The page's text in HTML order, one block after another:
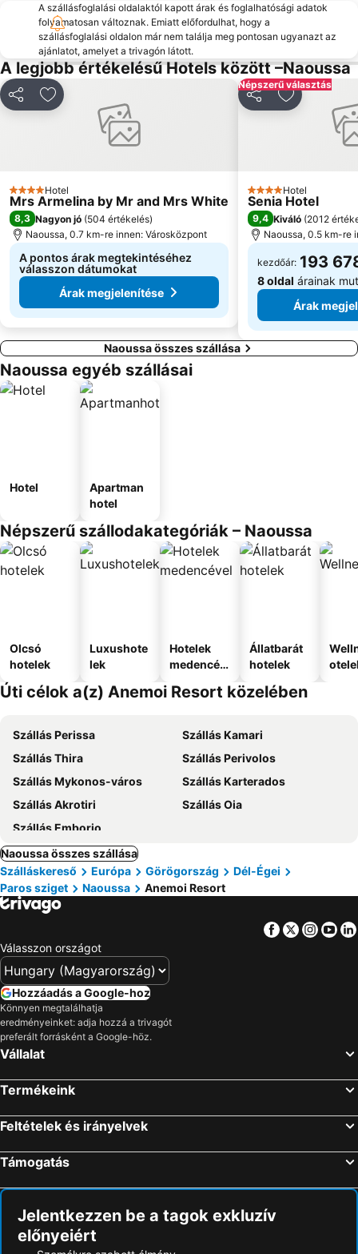
A szállásfoglalási oldalaktól kapott árak és foglalhatósági adatok
folyamatosan változnak. Emiatt előfordulhat, hogy a
szállásfoglalási oldalon már nem találja meg pontosan ugyanazt az
ajánlatot, amelyet a trivagón látott.
A legjobb értékelésű Hotels között –Naoussa
MegosztásHozzáadás a kedvencekhez
4 Kategória
Hotel
Mrs Armelina by Mr and Mrs White
8,3 Nagyon jó (504 értékelés)
Naoussa, 0.7 km-re innen: Városközpont
A pontos árak megtekintéséhez
válasszon dátumokat
Árak megjelenítése
Népszerű választás
MegosztásHozzáadás
4 Kategória
Hotel
Senia Hotel
9,4 Kiváló (2012
Naoussa, 0.5 km-re
kezdőár: 193
8 oldal árainak
Árak
Naoussa összes szállása
Naoussa egyéb szállásai
Hotel
Apartman
hotel
Népszerű szállodakategóriák – Naoussa
Olcsó
hotelek
Luxushote
lek
Hotelek
medencév
Állatbarát
hotelek
Úti célok a(z) Anemoi Resort közelében
Szállás Perissa
Szállás Kamari
Szállás Thira
Szállás Perivolos
Szállás Mykonos-város
Szállás Karterados
Szállás Akrotiri
Szállás Oia
Szállás Emborio
Naoussa összes szállása
Szálláskereső
Európa Görögország
Dél-Égei
Paros sziget
Naoussa Anemoi Resort
Facebook
Twitter
Válasszon országot
Hozzáadás a Google-hoz
Könnyen megtalálhatja
eredményeinket: adja hozzá a trivagót
preferált forrásként a Google-höz.
Vállalat
Termékeink
Feltételek és irányelvek
Támogatás
Jelentkezzen be a tagok exkluzív
előnyeiért